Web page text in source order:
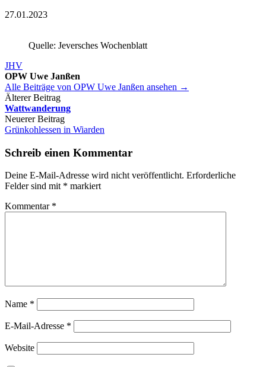
27.01.2023
Quelle: Jeversches Wochenblatt
JHV
OPW Uwe Janßen
Alle Beiträge von OPW Uwe Janßen ansehen →
Beitrags-
Navigation
Älterer Beitrag
Wattwanderung
Neuerer Beitrag
Grünkohlessen in Wiarden
Schreib einen Kommentar
Deine E-Mail-Adresse wird nicht veröffentlicht. Erforderliche
Felder sind mit * markiert
Kommentar *
Name *
E-Mail-Adresse *
Website